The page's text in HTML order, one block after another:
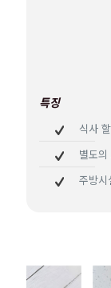
특징
식사
별도
주방